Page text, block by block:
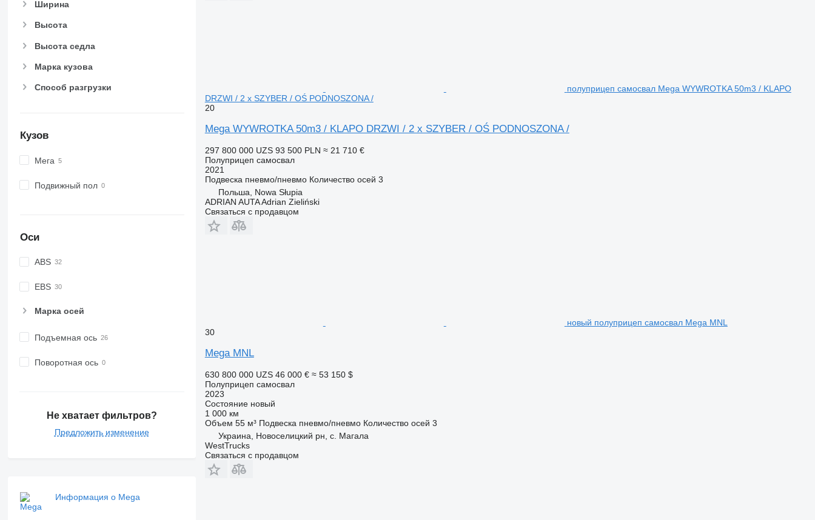
Ширина
Высота
Высота седла
Марка кузова
Способ разгрузки
Кузов
Мега
Подвижный пол
Оси
ABS
EBS
Марка осей
Подъемная ось
Поворотная ось
Не хватает фильтров?
Предложить изменение
Информация о Mega
полуприцеп самосвал Mega WYWROTKA 50m3 / KLAPO
DRZWI / 2 x SZYBER / OŚ PODNOSZONA /
20
Mega WYWROTKA 50m3 / KLAPO DRZWI / 2 x SZYBER / OŚ PODNOSZONA /
297 800 000 UZS 93 500 PLN ≈ 21 710 €
Полуприцеп самосвал
2021
Подвеска пневмо/пневмо Количество осей 3
Польша, Nowa Słupia
ADRIAN AUTA Adrian Zieliński
Связаться с продавцом
новый полуприцеп самосвал Mega MNL
30
Mega MNL
630 800 000 UZS 46 000 € ≈ 53 150 $
Полуприцеп самосвал
2023
Состояниеновый
1 000 км
Объем 55 м³ Подвеска пневмо/пневмо Количество осей 3
Украина, Новоселицкий рн, с. Магала
WestTrucks
Связаться с продавцом